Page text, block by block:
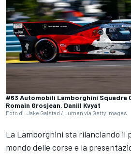
#63 Automobili Lamborghini Squadra
Romain Grosjean, Daniil Kvyat
Foto di: Jake Galstad / Lumen via Getty Images
La Lamborghini sta rilanciando il
mondo delle corse e la